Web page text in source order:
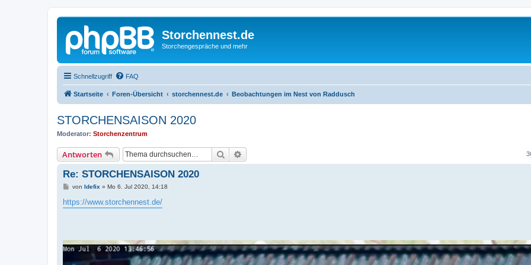
Storchennest.de
Storchengespräche und mehr
Schnellzugriff FAQ
Startseite Foren-Übersicht storchennest.de Beobachtungen im Nest von Raddusch
STORCHENSAISON 2020
Moderator: Storchenzentrum
Antworten Suche
Re: STORCHENSAISON 2020
B
i
t
von Idefix » Mo 6. Jul 2020, 14:18
https://www.storchennest.de/